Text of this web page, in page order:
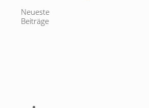
Neueste
Beiträge